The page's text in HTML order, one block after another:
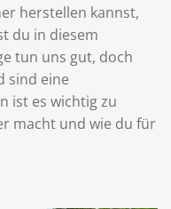
herstellen kannst,
du in diesem
tun uns gut, doch
sind eine
ist es wichtig zu
macht und wie du für